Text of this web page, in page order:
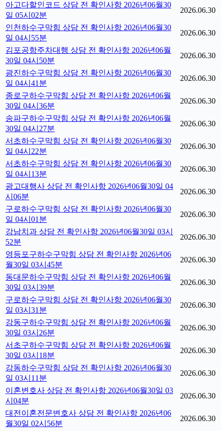
아고다할인코드 상담 전 확인사항 2026년06월30
일 05시02분
2026.06.30
인천하수구막힘 상담 전 확인사항 2026년06월30
일 04시55분
2026.06.30
김포공항주차대행 상담 전 확인사항 2026년06월
30일 04시50분
2026.06.30
광진하수구막힘 상담 전 확인사항 2026년06월30
일 04시41분
2026.06.30
종로구하수구막힘 상담 전 확인사항 2026년06월
30일 04시36분
2026.06.30
송파구하수구막힘 상담 전 확인사항 2026년06월
30일 04시27분
2026.06.30
서초하수구막힘 상담 전 확인사항 2026년06월30
일 04시22분
2026.06.30
서초하수구막힘 상담 전 확인사항 2026년06월30
일 04시13분
2026.06.30
광고대행사 상담 전 확인사항 2026년06월30일 04
시06분
2026.06.30
구로하수구막힘 상담 전 확인사항 2026년06월30
일 04시01분
2026.06.30
강남치과 상담 전 확인사항 2026년06월30일 03시
52분
2026.06.30
영등포구하수구막힘 상담 전 확인사항 2026년06
월30일 03시45분
2026.06.30
동대문하수구막힘 상담 전 확인사항 2026년06월
30일 03시39분
2026.06.30
구로하수구막힘 상담 전 확인사항 2026년06월30
일 03시31분
2026.06.30
강동구하수구막힘 상담 전 확인사항 2026년06월
30일 03시26분
2026.06.30
서초구하수구막힘 상담 전 확인사항 2026년06월
30일 03시18분
2026.06.30
강동하수구막힘 상담 전 확인사항 2026년06월30
일 03시11분
2026.06.30
이혼변호사 상담 전 확인사항 2026년06월30일 03
시04분
2026.06.30
대전이혼전문변호사 상담 전 확인사항 2026년06
월30일 02시56분
2026.06.30